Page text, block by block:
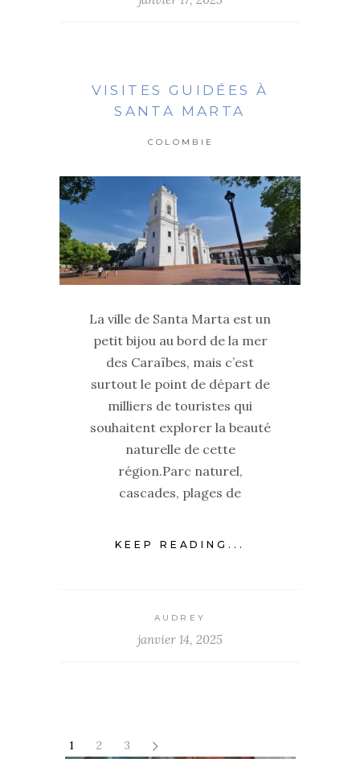
VISITES GUIDÉES À
SANTA MARTA
COLOMBIE
La ville de Santa Marta est un
petit bijou au bord de la mer
des Caraïbes, mais c’est
surtout le point de départ de
milliers de touristes qui
souhaitent explorer la beauté
naturelle de cette
région.Parc naturel,
cascades, plages de
KEEP READING...
AUDREY
janvier 14, 2025
1 2 3